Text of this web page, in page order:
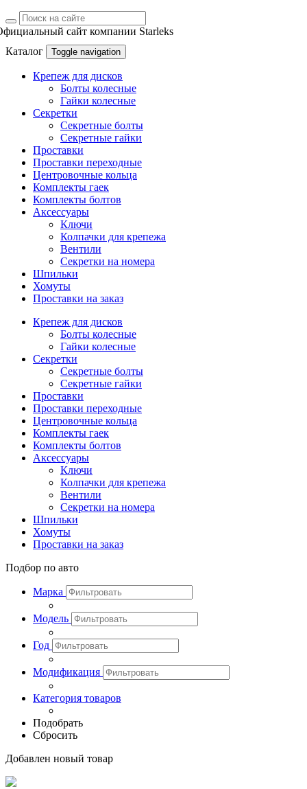
сайт компании Starleks
Каталог
Toggle navigation
Крепеж для дисков
Болты колесные
Гайки колесные
Секретки
Секретные болты
Секретные гайки
Проставки
Проставки переходные
Центровочные кольца
Комплекты гаек
Комплекты болтов
Аксессуары
Ключи
Колпачки для крепежа
Вентили
Секретки на номера
Шпильки
Хомуты
Проставки на заказ
Крепеж для дисков
Болты колесные
Гайки колесные
Секретки
Секретные болты
Секретные гайки
Проставки
Проставки переходные
Центровочные кольца
Комплекты гаек
Комплекты болтов
Аксессуары
Ключи
Колпачки для крепежа
Вентили
Секретки на номера
Шпильки
Хомуты
Проставки на заказ
Подбор по авто
Марка
Модель
Год
Модификация
Категория товаров
Подобрать
Сбросить
Добавлен новый товар